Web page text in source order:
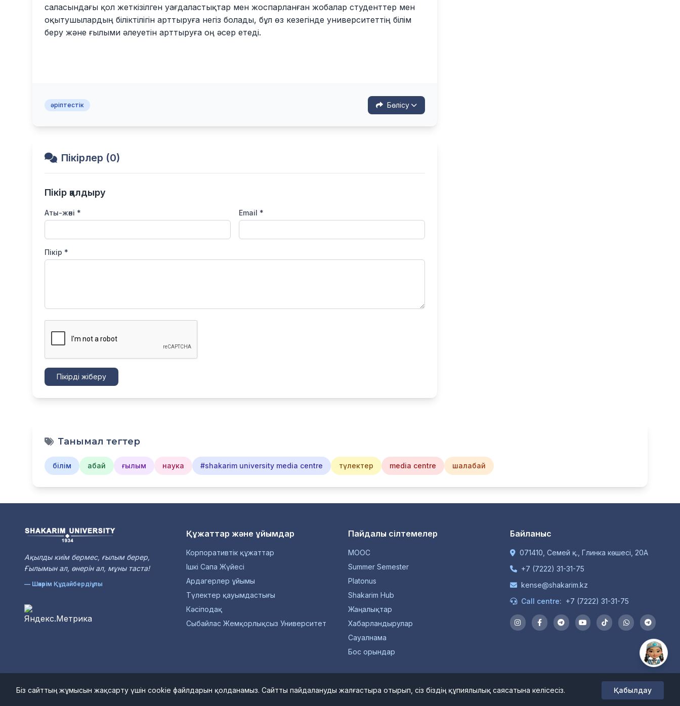
саласындағы қол жеткізілген уағдаластықтар мен жоспарланған жобалар студенттер мен
оқытушылардың біліктілігін арттыруға негіз болады, бұл өз кезегінде университеттің білім
беру және ғылыми әлеуетін арттыруға оң әсер етеді.
әріптестік Бөлісу
Пікірлер (0)
Пікір қалдыру
Аты-жөні * Email *
Пікір *
Пікірді жіберу
Танымал тегтер
білім абай ғылым наука #shakarim university media centre түлектер media centre шалабай
Ақылды киiм бермес, ғылым берер,
Ғылымын ал, өнерiн ал, мұны таста!
— Шәкәрім Құдайбердіұлы
Құжаттар және ұйымдар
Корпоративтік құжаттар
Ішкі Сапа Жүйесі
Ардагерлер ұйымы
Түлектер қауымдастығы
Кәсіподақ
Сыбайлас Жемқорлықсыз Университет
Пайдалы сілтемелер
MOOC
Summer Semester
Platonus
Shakarim Hub
Жаңалықтар
Хабарландырулар
Сауалнама
Бос орындар
Байланыс
071410, Семей қ., Глинка көшесі, 20А
+7 (7222) 31-31-75
kense@shakarim.kz
Call centre: +7 (7222) 31-31-75
Біз сайттың жұмысын жақсарту үшін cookie файлдарын қолданамыз. Сайтты пайдалануды жалғастыра отырып, сіз біздің құпиялылық саясатына келісесіз.
Қабылдау